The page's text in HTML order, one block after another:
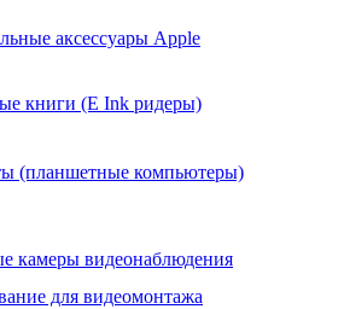
аксессуары Apple
книги (E Ink ридеры)
(планшетные компьютеры)
камеры видеонаблюдения
для видеомонтажа